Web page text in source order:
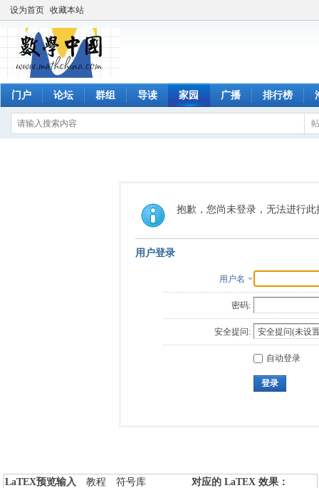
设为首页 收藏本站
门户 论坛 群组 导读 家园 广播 排行榜
抱歉，您尚未登录，无法进行此
用户登录
用户名
密码:
安全提问:
自动登录
登录
LaTEX预览输入 教程
符号库
对应的 LaTEX 效果：